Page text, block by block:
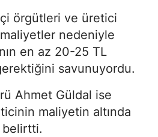
örgütleri ve üretici
nedeniyle
en az 20-25 TL
savunuyordu.
Ahmet Güldal ise
maliyetin altında